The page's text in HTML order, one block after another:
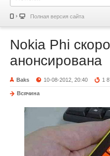
Полная версия сайта
Nokia Phi
анонсирована
Baks 10-08-2012, 20:40 1
Всячина